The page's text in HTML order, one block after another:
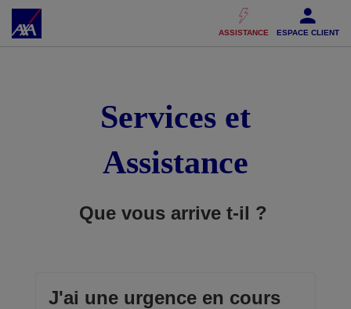
Accéder au Contenu Accéder au Pied de page
ASSISTANCE ESPACE CLIENT
Services et
Assistance
Que vous arrive t-il ?
J'ai une urgence en cours